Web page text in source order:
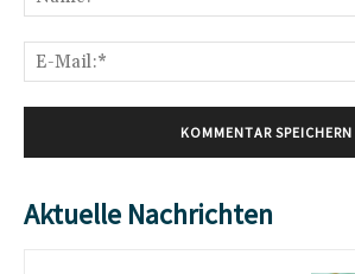
Aktuelle Nachrichten